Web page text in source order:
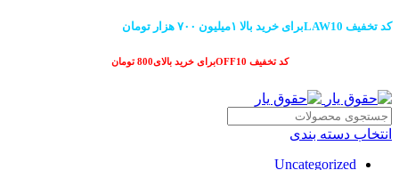
کد تخفیف LAW10برای خرید بالا ۱میلیون ۷۰۰ هزار تومان
کد تخفیف OFF10برای خرید بالای800 تومان
انتخاب دسته بندی
Uncategorized